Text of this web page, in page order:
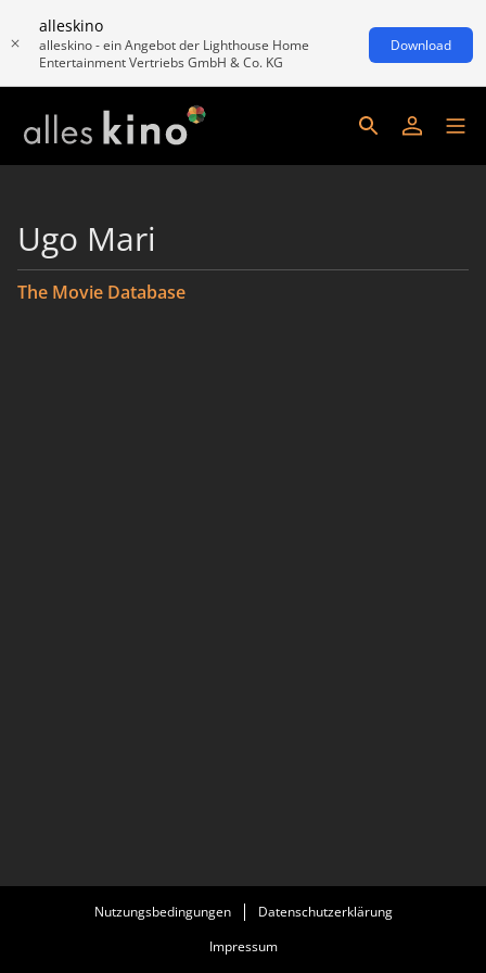
alleskino
alleskino - ein Angebot der Lighthouse Home
Entertainment Vertriebs GmbH & Co. KG
Download
Ugo Mari
The Movie Database
Nutzungsbedingungen
Datenschutzerklärung
Impressum